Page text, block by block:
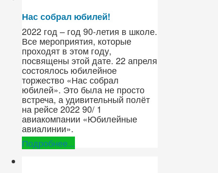
Нас собрал юбилей!
2022 год – год 90-летия в школе.
Все мероприятия, которые
проходят в этом году,
посвящены этой дате. 22 апреля
состоялось юбилейное
торжество «Нас собрал
юбилей». Это была не просто
встреча, а удивительный полёт
на рейсе 2022 90/ 1
авиакомпании «Юбилейные
авиалинии».
Подробнее...